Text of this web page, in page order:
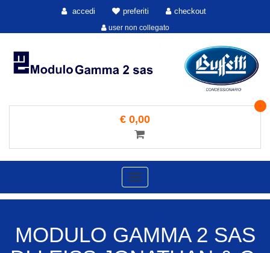
accedi preferiti checkout
user non collegato
€ 0,00
Toggle
navigation
MODULO GAMMA 2 SAS